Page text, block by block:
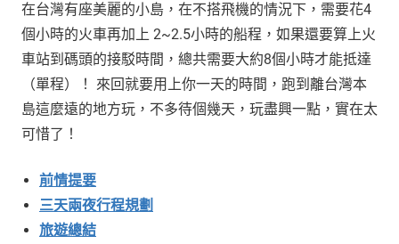
在台灣有座美麗的小島，在不搭飛機的情況下，需要花4
個小時的火車再加上 2~2.5小時的船程，如果還要算上火
車站到碼頭的接駁時間，總共需要大約8個小時才能抵達
（單程）！ 來回就要用上你一天的時間，跑到離台灣本
島這麼遠的地方玩，不多待個幾天，玩盡興一點，實在太
可惜了！
前情提要
三天兩夜行程規劃
旅遊總結